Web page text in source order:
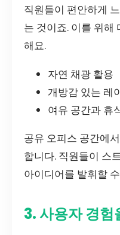
직원들이 편안하게
는 것이죠. 이를 위해
해요.
자연 채광 활용
개방감 있는 레
여유 공간과 휴
공유 오피스 공간에
합니다. 직원들이 스
아이디어를 발휘할
3. 사용자 경